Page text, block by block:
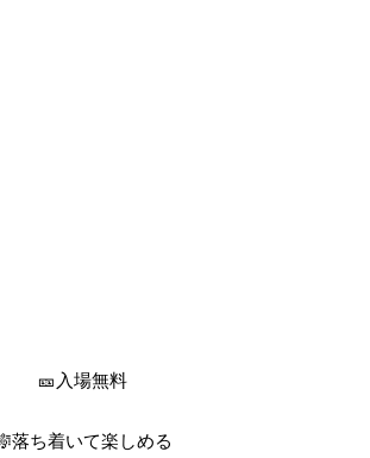
🎫入場無料
落ち着いて楽しめる